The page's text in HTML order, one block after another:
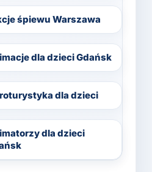
śpiewu Warszawa
dla dzieci Gdańsk
dla dzieci
dla dzieci